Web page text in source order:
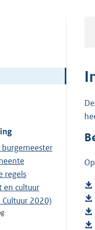
regels
en cultuur
2020)